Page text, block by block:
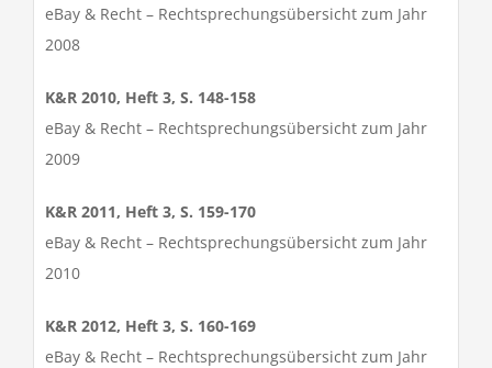
eBay & Recht – Rechtsprechungsübersicht zum Jahr
2008
K&R 2010, Heft 3, S. 148-158
eBay & Recht – Rechtsprechungsübersicht zum Jahr
2009
K&R 2011, Heft 3, S. 159-170
eBay & Recht – Rechtsprechungsübersicht zum Jahr
2010
K&R 2012, Heft 3, S. 160-169
eBay & Recht – Rechtsprechungsübersicht zum Jahr